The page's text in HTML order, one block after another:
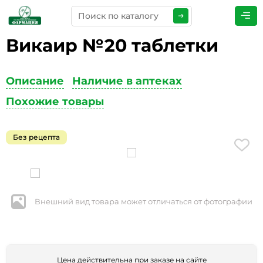
Викаир №20 таблетки
Описание
Наличие в аптеках
Похожие товары
Без рецепта
Внешний вид товара может отличаться от фотографии
Цена действительна при заказе на сайте
ПРЕДСТАВЬТЕСЬ
ТЕЛЕФОН*